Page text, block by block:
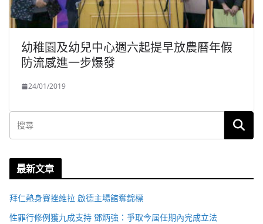
幼稚園及幼兒中心週六起提早放農曆年假
防流感進一步爆發
24/01/2019
最新文章
拜仁熱身賽挫維拉 啟德主場館奪錦標
性罪行修例獲九成支持 鄧炳強：爭取今屆任期內完成立法